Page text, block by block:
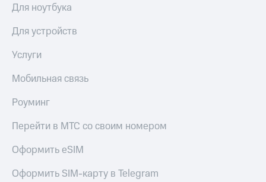
Для ноутбука
Для устройств
Услуги
Мобильная связь
Роуминг
Перейти в МТС со своим номером
Оформить eSIM
Оформить SIM-карту в Telegram